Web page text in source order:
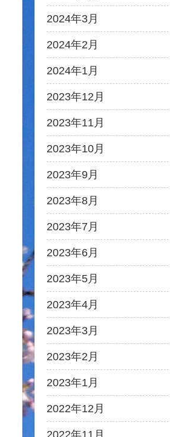
2024年3月
2024年2月
2024年1月
2023年12月
2023年11月
2023年10月
2023年9月
2023年8月
2023年7月
2023年6月
2023年5月
2023年4月
2023年3月
2023年2月
2023年1月
2022年12月